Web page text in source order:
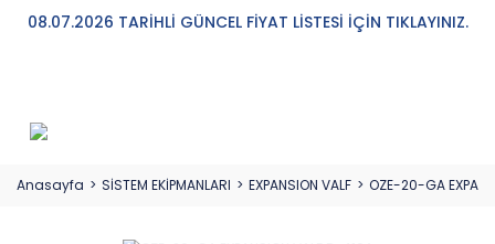
08.07.2026 TARİHLİ GÜNCEL FİYAT LİSTESİ İÇİN TIKLAYINIZ.
Anasayfa SİSTEM EKİPMANLARI EXPANSION VALF OZE-20-GA